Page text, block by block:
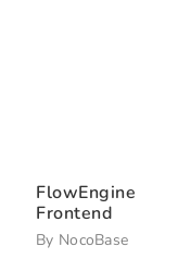
FlowEngine
Frontend
By NocoBase